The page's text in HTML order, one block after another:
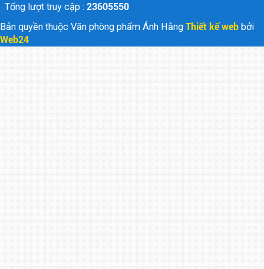
Tổng lượt truy cập : 23605550
Bản quyền thuộc Văn phòng phẩm Ánh Hằng Thiết kế web bởi
Web24